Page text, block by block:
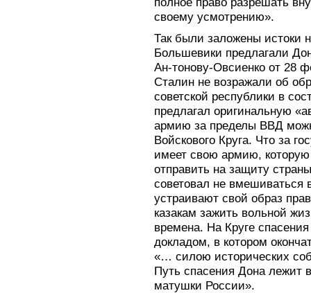
своему усмотрению».
Так были заложены истоки
Большевики предлагали
Ан-тонову-Овсиенко от 28
Сталин не возражали об
советской республики в
предлагал оригинальную
армию за пределы ВВД
Войскового Круга. Что за
имеет свою армию,
отправить на защиту
советовал не вмешиваться
устраивают свой образ
казакам зажить вольной
времена. На Круге
докладом, в котором
«… силою исторических
Путь спасения Дона лежит
матушки России».